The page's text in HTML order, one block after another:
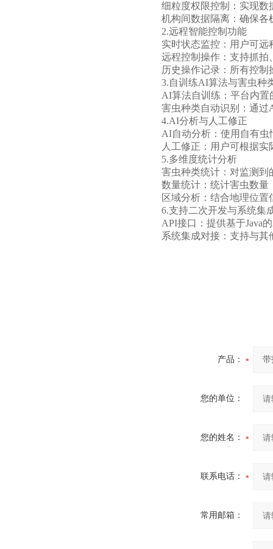
细粒度权限控制：实现数
机构间数据隔离：确保各
2.远程智能控制功能
实时状态监控：用户可
远程控制操作：支持抓拍
历史操作记录：所有控
3.自训练AI算法与害虫种
AI算法自训练：平台内
害虫种类自动识别：通
4.AI分析与人工修正
AI自动分析：使用自有
人工修正：用户可根据
5.多维度统计分析
害虫种类统计：对监测到
数量统计：统计害虫数量
区域分析：结合地理位
6.支持二次开发与系统集
API接口：提供基于Java
系统集成对接：支持与
产品：
您的单位：
您的姓名：
联系电话：
常用邮箱：